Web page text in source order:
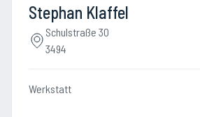
Stephan Klaffel
Schulstraße 30
3494
Werkstatt